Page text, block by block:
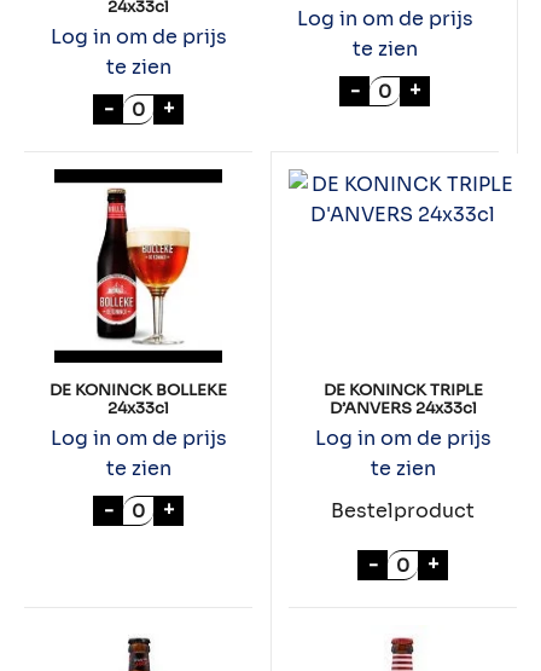
24x33cl
Log in om de prijs
te zien
- FOURCHETTE TRIPEL 24x33cl aantal
+
Log in om de prijs
te zien
- PALM 24x25cl
+
DE KONINCK BOLLEKE
24x33cl
Log in om de prijs
te zien
- DE KONINCK BOLLEKE 24x33cl aantal
+
DE KONINCK TRIPLE
D’ANVERS 24x33cl
Log in om de prijs
te zien
Bestelproduct
- DE KONINCK
+